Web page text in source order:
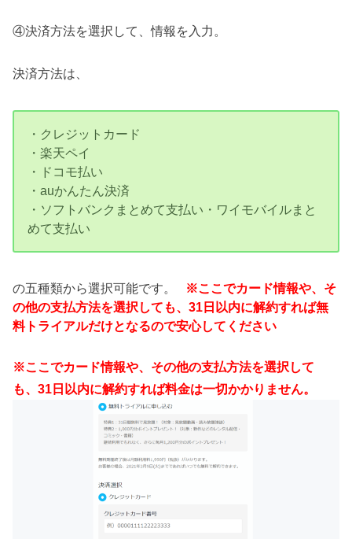
④決済方法を選択して、情報を入力。
決済方法は、
・クレジットカード
・楽天ペイ
・ドコモ払い
・auかんたん決済
・ソフトバンクまとめて支払い・ワイモバイルまと
めて支払い
の五種類から選択可能です。 ※ここでカード情報や、そ
の他の支払方法を選択しても、31日以内に解約すれば無
料トライアルだけとなるので安心してください
※ここでカード情報や、その他の支払方法を選択して
も、31日以内に解約すれば料金は一切かかりません。